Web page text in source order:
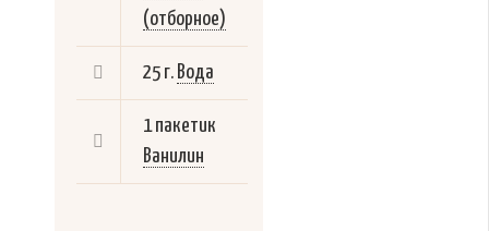
(отборное)
25 г. Вода
1 пакетик
Ванилин